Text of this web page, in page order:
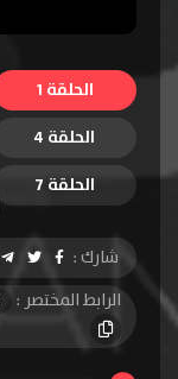
الحلقة 1
الحلقة 4
الحلقة 7
الحلقة 13
شارك :
الرابط المختصر :